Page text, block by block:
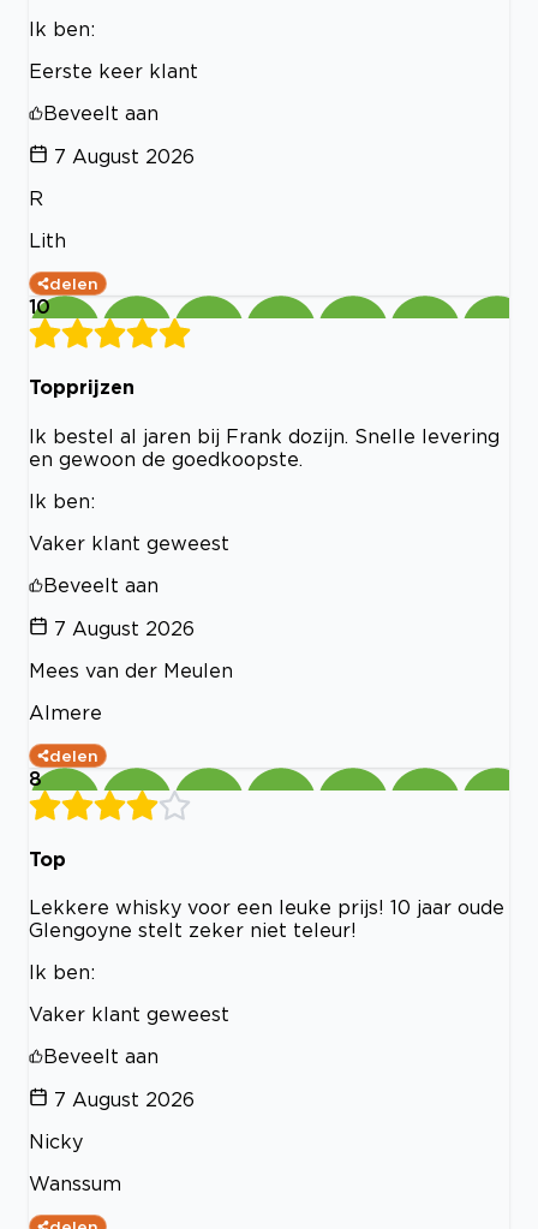
Ik ben:
Eerste keer klant
Beveelt aan
7 August 2026
R
Lith
delen
10
Topprijzen
Ik bestel al jaren bij Frank dozijn. Snelle levering
en gewoon de goedkoopste.
Ik ben:
Vaker klant geweest
Beveelt aan
7 August 2026
Mees van der Meulen
Almere
delen
8
Top
Lekkere whisky voor een leuke prijs! 10 jaar oude
Glengoyne stelt zeker niet teleur!
Ik ben:
Vaker klant geweest
Beveelt aan
7 August 2026
Nicky
Wanssum